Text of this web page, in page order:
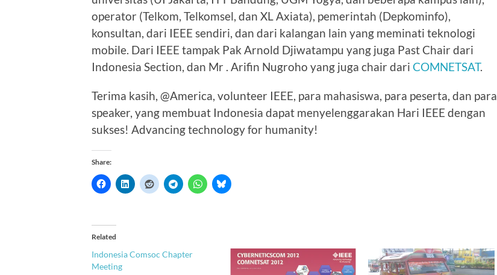
operator (Telkom, Telkomsel, dan XL Axiata), pemerintah (Depkominfo),
konsultan, dari IEEE sendiri, dan dari kalangan lain yang meminati teknologi
mobile. Dari IEEE tampak Pak Arnold Djiwatampu yang juga Past Chair dari
Indonesia Section, dan Mr . Arifin Nugroho yang juga chair dari COMNETSAT.
Terima kasih, @America, volunteer IEEE, para mahasiswa, para peserta, dan para
speaker, yang membuat Indonesia dapat menyelenggarakan Hari IEEE dengan
sukses! Advancing technology for humanity!
Share:
Related
Indonesia Comsoc Chapter
Meeting